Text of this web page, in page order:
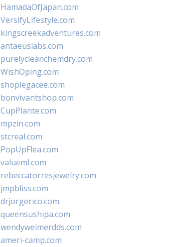
HamadaOfJapan.com
VersifyLifestyle.com
kingscreekadventures.com
antaeuslabs.com
purelycleanchemdry.com
WishOping.com
shoplegacee.com
bonvivantshop.com
CupPlante.com
mpzin.com
stcreal.com
PopUpFlea.com
valueml.com
rebeccatorresjewelry.com
jmpbliss.com
drjorgerico.com
queensushipa.com
wendyweimerdds.com
ameri-camp.com